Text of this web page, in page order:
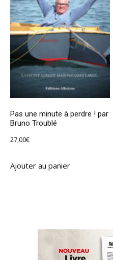
Pas une minute à perdre ! par
Bruno Troublé
27,00€
Ajouter au panier